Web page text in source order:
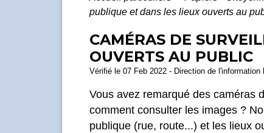
publique et dans les lieux ouverts au
CAMÉRAS DE
OUVERTS AU PUBLIC
Vérifié le 07 Feb 2022 - Direction de
Vous avez remarqué des caméras
comment consulter les images ?
publique (rue, route...) et les lieux